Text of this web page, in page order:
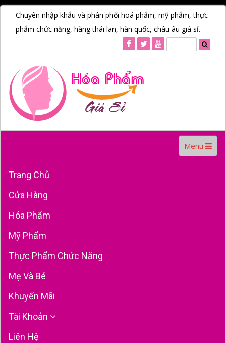
Chuyên nhập khẩu và phân phối hoá phẩm, mỹ phẩm, thực
phẩm chức năng, hàng thái lan, hàn quốc, châu âu giá sỉ.
Toggle
navigation
Menu
Trang Chủ
Cửa Hàng
Hóa Phẩm
Mỹ Phẩm
Thực Phẩm Chức Năng
Mẹ Và Bé
Khuyến Mãi
Tài Khoản
Liên Hệ